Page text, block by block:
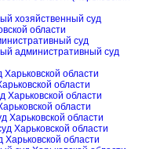
хозяйственный суд
области
суд
административный суд
области
области
Харьковской области
области
Харьковской области
Харьковской области
области